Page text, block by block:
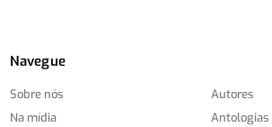
Navegue
Sobre nós
Na mídia
Autores
Antologias